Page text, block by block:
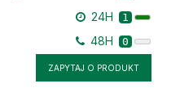
24H 1
48H 0
ZAPYTAJ O PRODUKT